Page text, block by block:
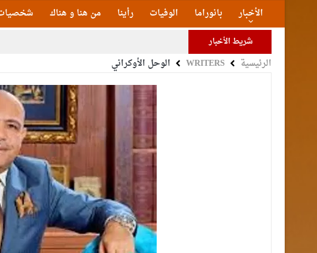
الأخبار بانوراما الوفيات رأينا من هنا و هناك شخصيات
شريط الأخبار
القاضي يلتقي
الملك يتلقى اتصالا هاتفيا من العاهل
الرئيسية WRITERS الوحل الأوكراني